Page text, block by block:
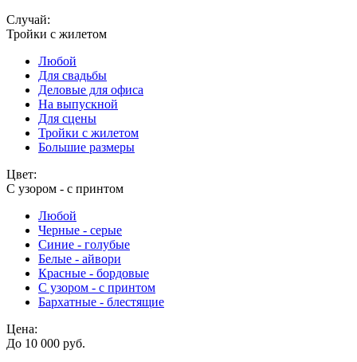
Случай:
Тройки с жилетом
Любой
Для свадьбы
Деловые для офиса
На выпускной
Для сцены
Тройки с жилетом
Большие размеры
Цвет:
С узором - с принтом
Любой
Черные - серые
Синие - голубые
Белые - айвори
Красные - бордовые
С узором - с принтом
Бархатные - блестящие
Цена:
До 10 000 руб.